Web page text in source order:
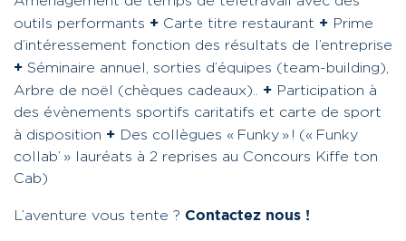
outils performants + Carte titre restaurant + Prime
d’intéressement fonction des résultats de l’entreprise
+ Séminaire annuel, sorties d’équipes (team-building),
Arbre de noël (chèques cadeaux)..
+ Participation à
des évènements sportifs caritatifs et carte de sport
à disposition + Des collègues « Funky » ! (« Funky
collab’ » lauréats à 2 reprises au Concours Kiffe ton
Cab)
L’aventure vous tente ? Contactez nous !